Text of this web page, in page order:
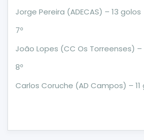
Jorge Pereira (ADECAS) – 13 golos
7º
João Lopes (CC Os Torreenses) –
8º
Carlos Coruche (AD Campos) – 11